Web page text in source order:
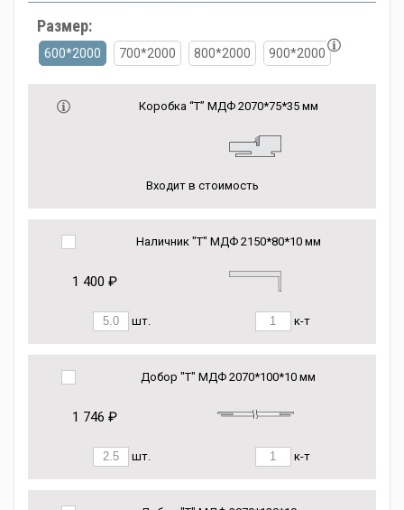
Размер:
600*2000 700*2000 800*2000 900*2000
Коробка “Т” МДФ 2070*75*35 мм
Входит в стоимость
Наличник "Т" МДФ 2150*80*10 мм
1 400 ₽
шт. к-т
Добор "Т" МДФ 2070*100*10 мм
1 746 ₽
шт. к-т